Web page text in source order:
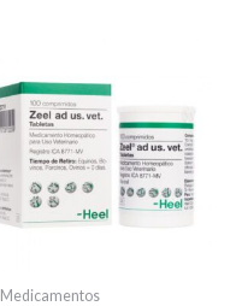
Medicamentos